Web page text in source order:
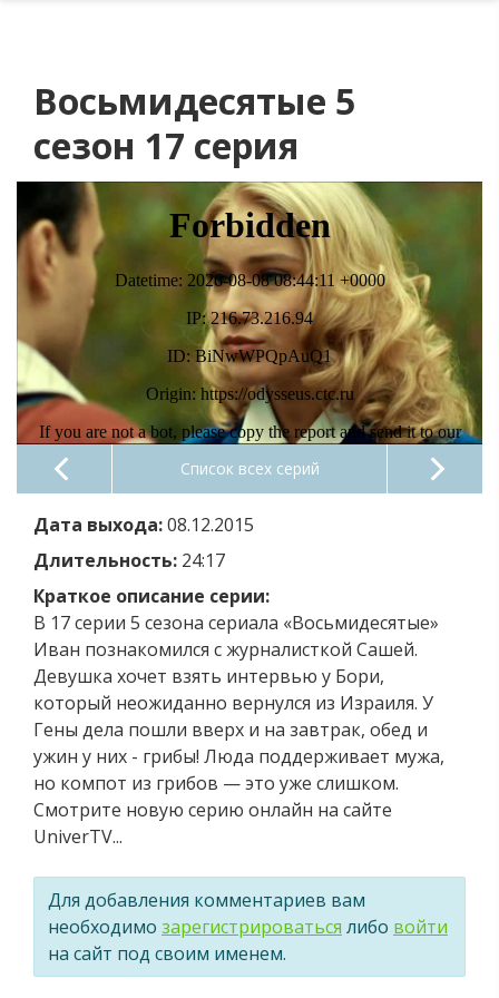
Восьмидесятые 5
сезон 17 серия
Список всех серий
Дата выхода:08.12.2015
Длительность: 24:17
Краткое описание серии:
В 17 серии 5 сезона сериала «Восьмидесятые»
Иван познакомился с журналисткой Сашей.
Девушка хочет взять интервью у Бори,
который неожиданно вернулся из Израиля. У
Гены дела пошли вверх и на завтрак, обед и
ужин у них - грибы! Люда поддерживает мужа,
но компот из грибов — это уже слишком.
Смотрите новую серию онлайн на сайте
UniverTV...
Для добавления комментариев вам
необходимо зарегистрироваться либо войти
на сайт под своим именем.